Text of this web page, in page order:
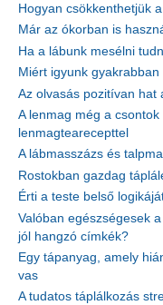
Hogyan csökkenthetjük
Már az ókorban is
Ha a lábunk mesélni
Miért igyunk
Az olvasás pozitívan hat
A lenmag még a
lenmagtearecepttel
A lábmasszázs és
Rostokban gazdag
Érti a teste belső
Valóban egészségesek
jól hangzó címkék?
Egy tápanyag, amely
vas
A tudatos táplálkozás